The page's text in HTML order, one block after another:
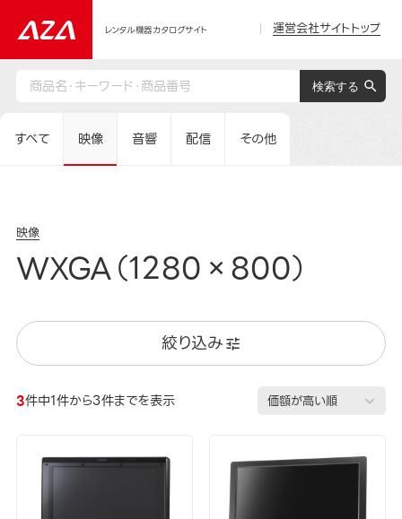
レンタル機器カタログサイト 運営会社サイトトップ
すべて 映像 音響 配信 その他
映像
WXGA（1280×800）
絞り込み
3件中1件から3件までを表示